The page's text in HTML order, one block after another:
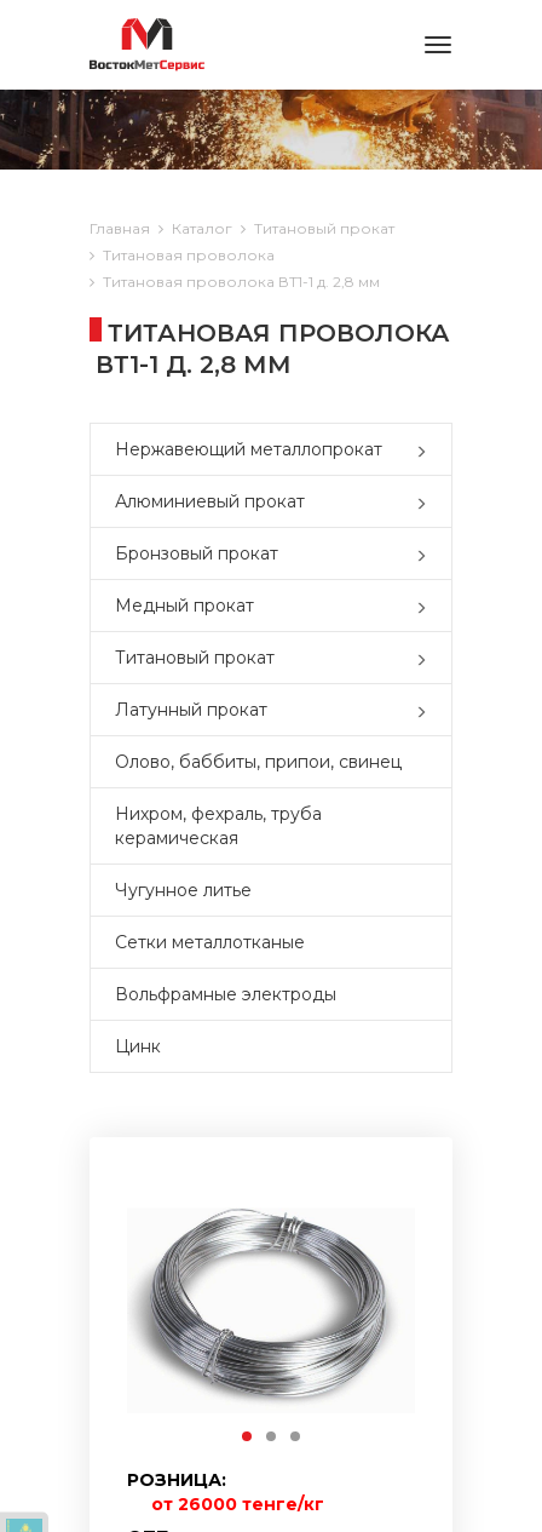
Toggle
Главная Каталог
Титановый прокат
Титановая проволока
Титановая проволока ВТ1-1 д. 2,8 мм
ТИТАНОВАЯ ПРОВОЛОКА
ВТ1-1 Д. 2,8 ММ
Нержавеющий металлопрокат
Алюминиевый прокат
Бронзовый прокат
Медный прокат
Титановый прокат
Латунный прокат
Олово, баббиты, припои, свинец
Нихром, фехраль, труба
керамическая
Чугунное литье
Сетки металлотканые
Вольфрамные электроды
Цинк
РОЗНИЦА:
от 26000 тенге/кг